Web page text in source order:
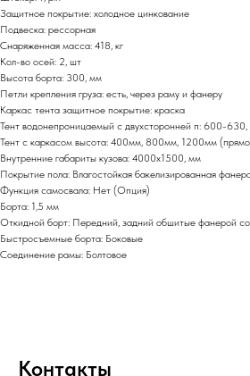
Защитное покрытие: холодное цинкование
Подвеска: рессорная
Снаряженная масса: 418, кг
Кол-во осей: 2, шт
Высота борта: 300, мм
Петли крепления груза: есть, через раму и фанеру
Каркас тента защитное покрытие: краска
Тент водонепроницаемый с двухсторонней п: 600-630,
Тент с каркасом высота: 400мм, 800мм, 1200мм
Внутренние габариты кузова: 4000х1500, мм
Покрытие пола: Влагостойкая бакелизированная
Функция самосвала: Нет (Опция)
Борта: 1,5 мм
Откидной борт: Передний, задний обшитые фанерой
Быстросъемные борта: Боковые
Соединение рамы: Болтовое
Контакты